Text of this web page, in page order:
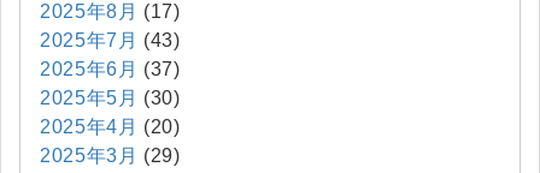
2025年8月 (17)
2025年7月 (43)
2025年6月 (37)
2025年5月 (30)
2025年4月 (20)
2025年3月 (29)